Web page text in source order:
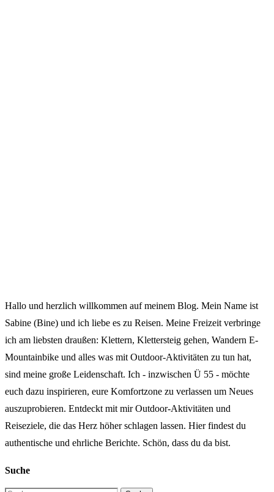
Hallo und herzlich willkommen auf meinem Blog. Mein Name ist
Sabine (Bine) und ich liebe es zu Reisen. Meine Freizeit verbringe
ich am liebsten draußen: Klettern, Klettersteig gehen, Wandern E-
Mountainbike und alles was mit Outdoor-Aktivitäten zu tun hat,
sind meine große Leidenschaft. Ich - inzwischen Ü 55 - möchte
euch dazu inspirieren, eure Komfortzone zu verlassen um Neues
auszuprobieren. Entdeckt mit mir Outdoor-Aktivitäten und
Reiseziele, die das Herz höher schlagen lassen. Hier findest du
authentische und ehrliche Berichte. Schön, dass du da bist.
Suche